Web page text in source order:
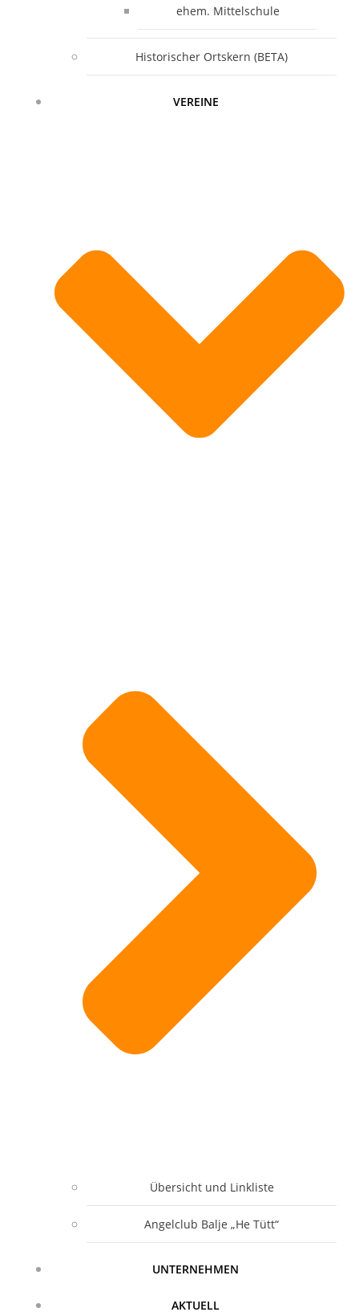
ehem. Mittelschule
Historischer Ortskern (BETA)
VEREINE
Übersicht und Linkliste
Angelclub Balje „He Tütt“
UNTERNEHMEN
AKTUELL